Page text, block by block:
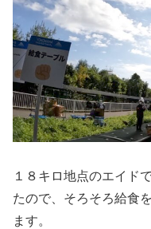
１８キロ地点のエイド
たので、そろそろ給食
ます。